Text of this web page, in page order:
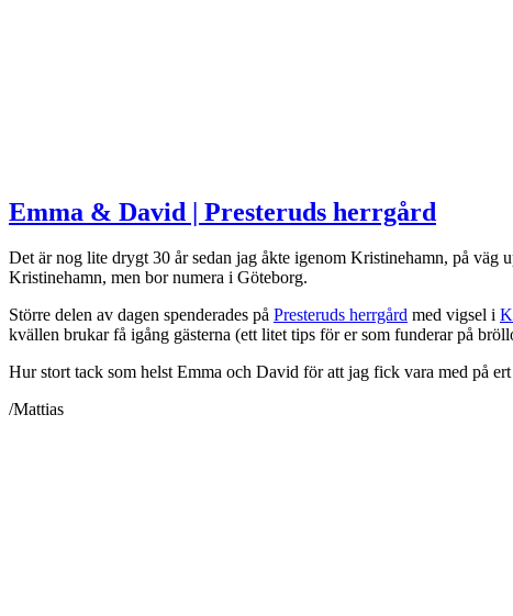
Emma & David | Presteruds herrgård
Det är nog lite drygt 30 år sedan jag åkte igenom Kristinehamn, på
Kristinehamn, men bor numera i Göteborg.
Större delen av dagen spenderades på Presteruds herrgård med vigsel i
kvällen brukar få igång gästerna (ett litet tips för er som funderar på
Hur stort tack som helst Emma och David för att jag fick vara med på
/Mattias